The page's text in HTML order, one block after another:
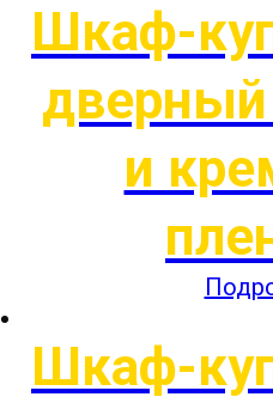
Шкаф-
дверный
и
Шкаф-